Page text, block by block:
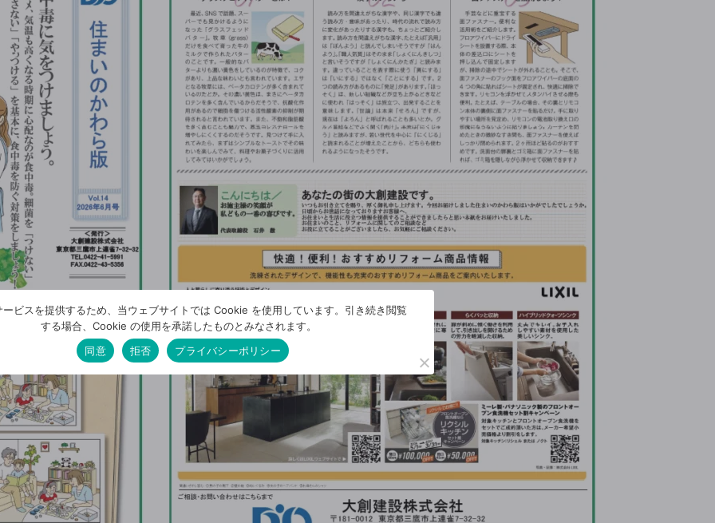
ビスを提供するため、当ウェブサイトでは Cookie を使用しています。引き続き閲覧
する場合、Cookie の使用を承諾したものとみなされます。
同意
拒否 プライバシーポリシー